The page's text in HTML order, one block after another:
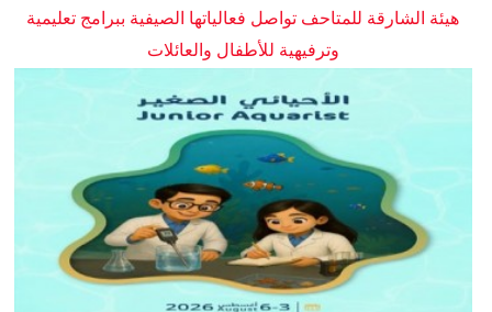
هيئة الشارقة للمتاحف تواصل فعالياتها الصيفية ببرامج تعليمية
وترفيهية للأطفال والعائلات